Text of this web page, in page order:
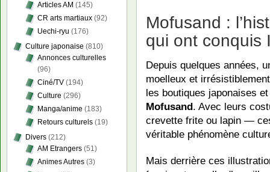
Mofusand :
qui ont conquis
Depuis quelques années,
moelleux et
les boutiques japonaises
Mofusand. Avec leurs
crevette frite ou lapin —
véritable phénomène
Mais derrière ces
Articles AM (145)
CR arts martiaux (92)
Uechi-ryu (176)
Culture japonaise (810)
Annonces culturelles
(96)
Ciné/TV (194)
Culture (296)
Manga/anime (183)
Retours culturels (19)
Divers (212)
AM Etrangers (51)
Animes Autres (3)